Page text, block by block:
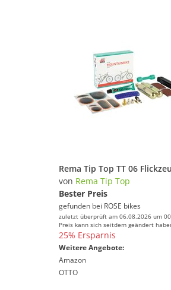
von Rema Tip Top
Bester Preis
gefunden bei ROSE bikes
zuletzt überprüft am 06.08.2026 um
Preis kann sich seitdem geändert
25% Ersparnis
Weitere Angebote:
Amazon
OTTO